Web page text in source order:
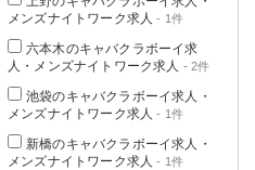
メンズナイトワーク求人 - 1件
六本木のキャバクラボーイ求
人・メンズナイトワーク求人 - 2件
池袋のキャバクラボーイ求人・
メンズナイトワーク求人 - 1件
新橋のキャバクラボーイ求人・
メンズナイトワーク求人 - 1件